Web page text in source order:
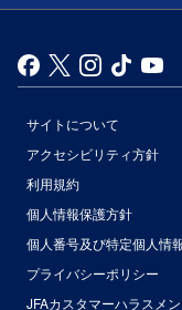
サイトについて
アクセシビリティ方針
利用規約
個人情報保護方針
個人番号及び特定個人情
プライバシーポリシー
JFAカスタマーハラスメ